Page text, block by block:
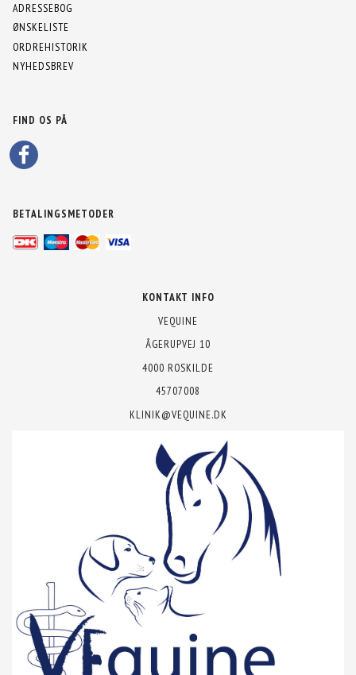
ADRESSEBOG
ØNSKELISTE
ORDREHISTORIK
NYHEDSBREV
FIND OS PÅ
BETALINGSMETODER
KONTAKT INFO
VEQUINE
ÅGERUPVEJ 10
4000 ROSKILDE
45707008
KLINIK@VEQUINE.DK